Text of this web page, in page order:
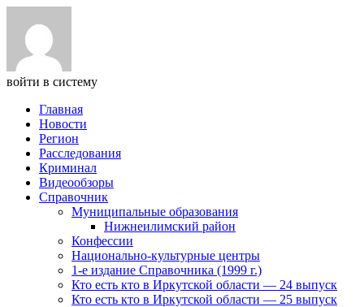
войти в систему
Главная
Новости
Регион
Расследования
Криминал
Видеообзоры
Справочник
Муниципальные образования
Нижнеилимский район
Конфессии
Национально-культурные центры
1-е издание Справочника (1999 г.)
Кто есть кто в Иркутской области — 24 выпуск
Кто есть кто в Иркутской области — 25 выпуск